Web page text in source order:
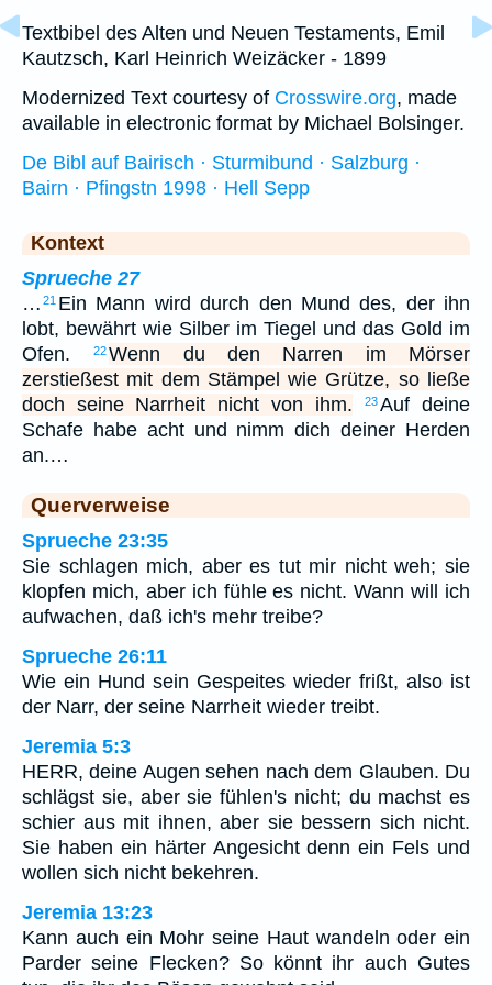
Textbibel des Alten und Neuen Testaments, Emil
Kautzsch, Karl Heinrich Weizäcker - 1899
Modernized Text courtesy of Crosswire.org, made
available in electronic format by Michael Bolsinger.
De Bibl auf Bairisch · Sturmibund · Salzburg ·
Bairn · Pfingstn 1998 · Hell Sepp
Kontext
Sprueche 27
… 21 Ein Mann wird durch den Mund des, der ihn
lobt, bewährt wie Silber im Tiegel und das Gold im
Ofen.
22Wenn du den Narren im Mörser
zerstießest mit dem Stämpel wie Grütze, so ließe
doch seine Narrheit nicht von ihm.
23Auf deine
Schafe habe acht und nimm dich deiner Herden
an.…
Querverweise
Sprueche 23:35
Sie schlagen mich, aber es tut mir nicht weh; sie
klopfen mich, aber ich fühle es nicht. Wann will ich
aufwachen, daß ich's mehr treibe?
Sprueche 26:11
Wie ein Hund sein Gespeites wieder frißt, also ist
der Narr, der seine Narrheit wieder treibt.
Jeremia 5:3
HERR, deine Augen sehen nach dem Glauben. Du
schlägst sie, aber sie fühlen's nicht; du machst es
schier aus mit ihnen, aber sie bessern sich nicht.
Sie haben ein härter Angesicht denn ein Fels und
wollen sich nicht bekehren.
Jeremia 13:23
Kann auch ein Mohr seine Haut wandeln oder ein
Parder seine Flecken? So könnt ihr auch Gutes